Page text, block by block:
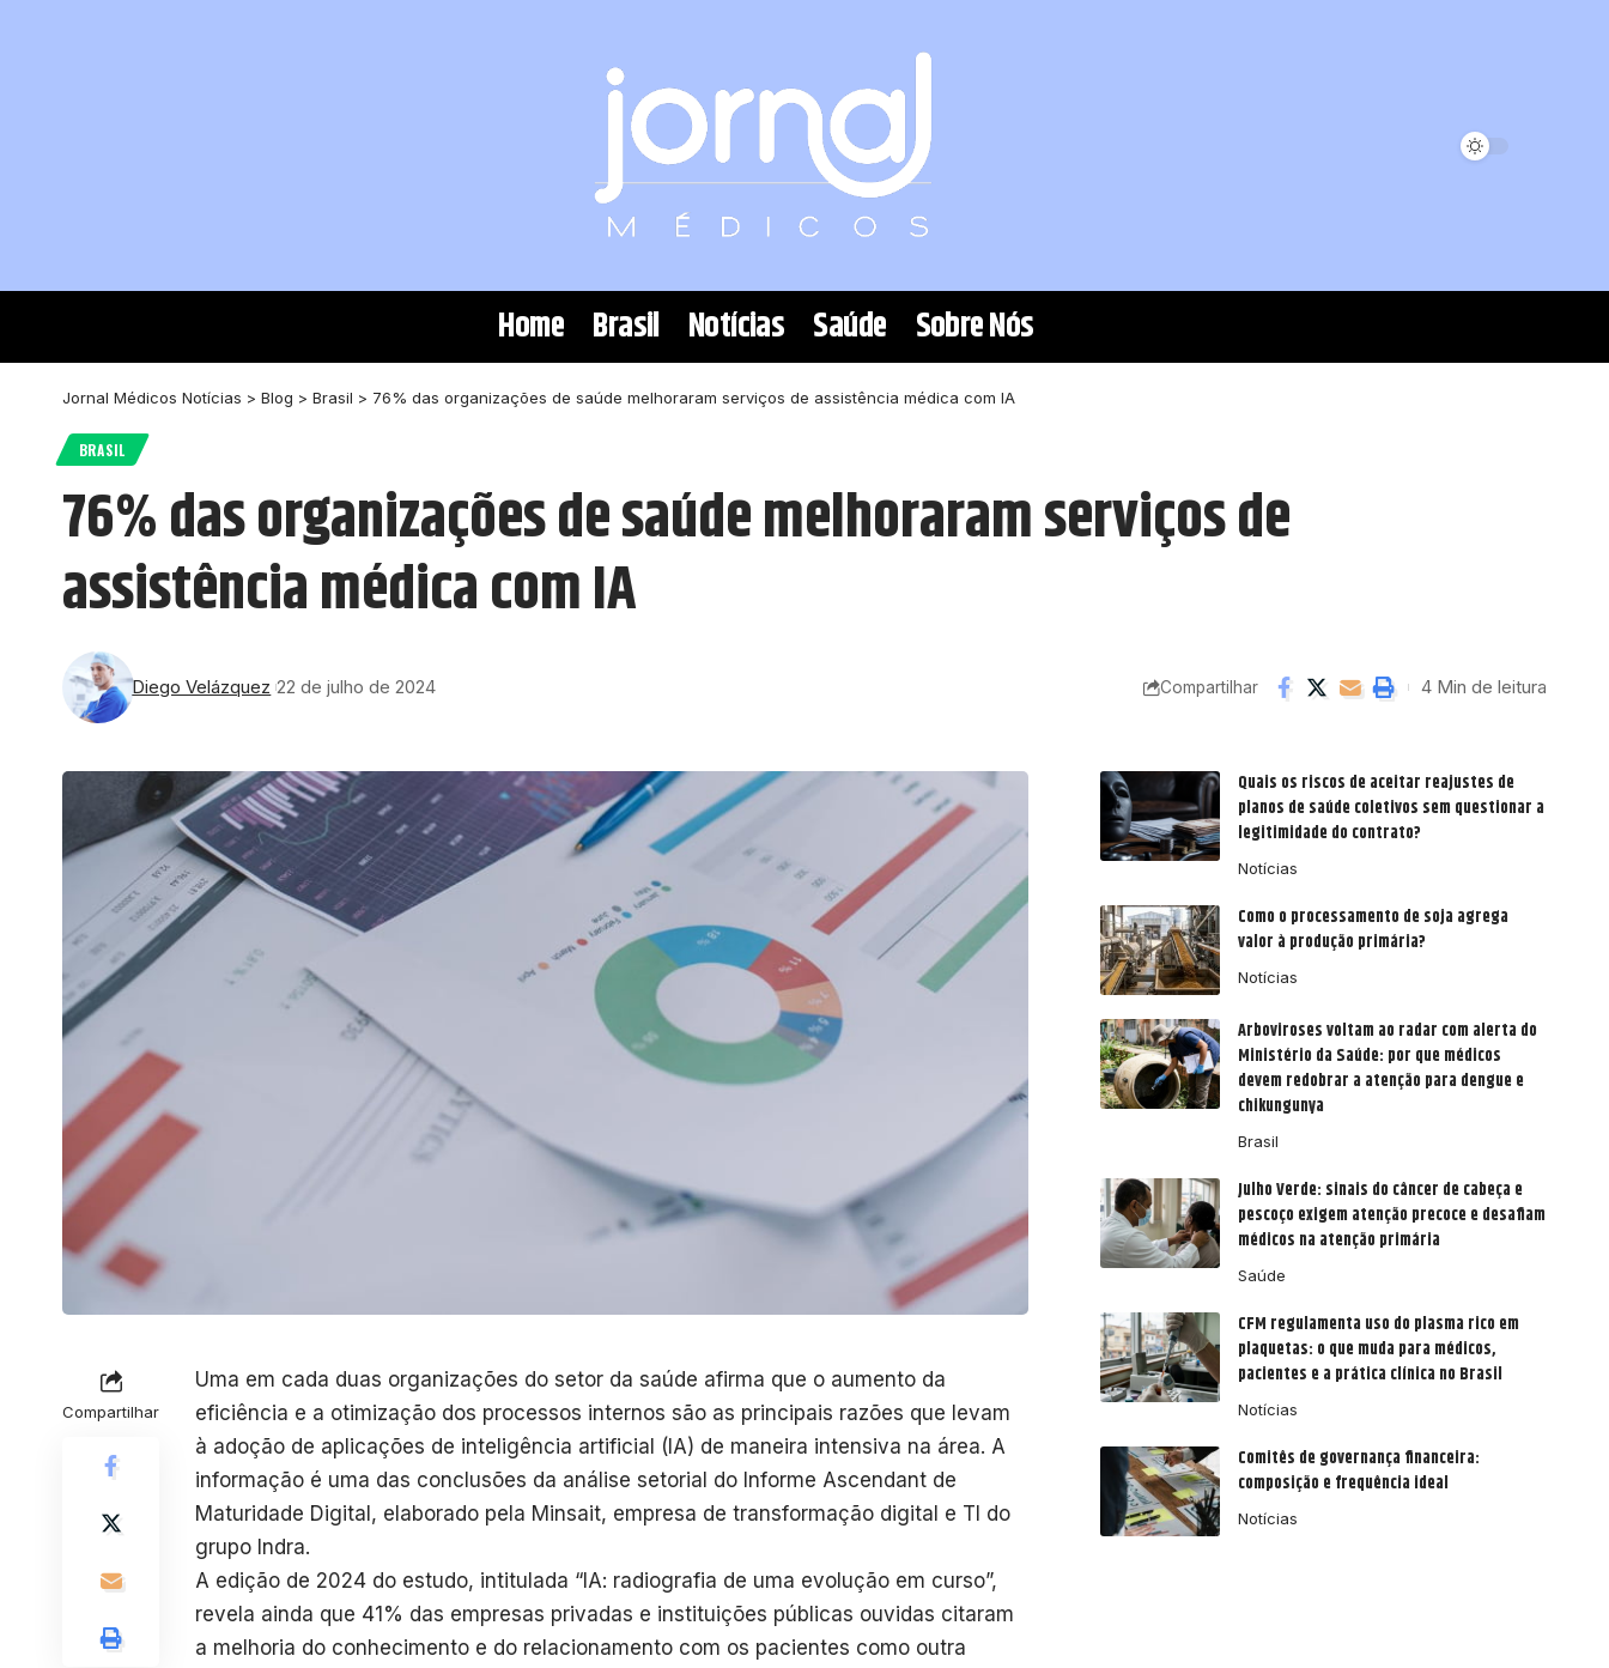
Home Brasil Notícias Saúde Sobre Nós
Jornal Médicos Notícias > Blog > Brasil > 76% das organizações de saúde melhoraram serviços de assistência médica com IA
BRASIL
76% das organizações de saúde melhoraram serviços de
assistência médica com IA
Diego Velázquez 22 de julho de 2024 Compartilhar 4 Min de leitura
Compartilhar
Uma em cada duas organizações do setor da saúde afirma que o aumento da
eficiência e a otimização dos processos internos são as principais razões que levam
à adoção de aplicações de inteligência artificial (IA) de maneira intensiva na área. A
informação é uma das conclusões da análise setorial do Informe Ascendant de
Maturidade Digital, elaborado pela Minsait, empresa de transformação digital e TI do
grupo Indra.
A edição de 2024 do estudo, intitulada “IA: radiografia de uma evolução em curso”,
revela ainda que 41% das empresas privadas e instituições públicas ouvidas citaram
a melhoria do conhecimento e do relacionamento com os pacientes como outra
Quais os riscos de aceitar reajustes de
planos de saúde coletivos sem questionar a
legitimidade do contrato?
Notícias
Como o processamento de soja agrega
valor à produção primária?
Notícias
Arboviroses voltam ao radar com alerta do
Ministério da Saúde: por que médicos
devem redobrar a atenção para dengue e
chikungunya
Brasil
Julho Verde: sinais do câncer de cabeça e
pescoço exigem atenção precoce e desafiam
médicos na atenção primária
Saúde
CFM regulamenta uso do plasma rico em
plaquetas: o que muda para médicos,
pacientes e a prática clínica no Brasil
Notícias
Comitês de governança financeira:
composição e frequência ideal
Notícias